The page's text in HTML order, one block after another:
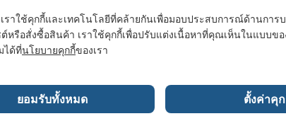
งน้อยหนึ่งรายการ
ค่า
Soler&Palau
ราใช้คุกกี้และเทคโนโลยีที่คล้ายกันเพื่อมอบประสบการณ์ด้านการ
หรือสั่งซื้อสินค้า เราใช้คุกกี้เพื่อปรับแต่งเนื้อหาที่คุณเห็นในแบบ
ได้ที่นโยบายคุกกี้ของเรา
ยอมรับทั้งหมด ตั้งค่าคุ